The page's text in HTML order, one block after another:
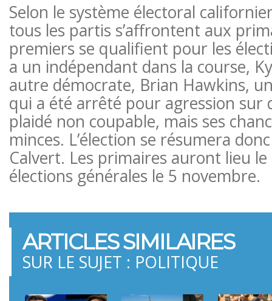
Selon le système électoral
tous les partis s’affrontent aux
premiers se qualifient pour les
a un indépendant dans la course,
autre démocrate, Brian Hawkins,
qui a été arrêté pour agression sur
plaidé non coupable, mais ses
minces. L’élection se résumera
Calvert. Les primaires auront lieu
élections générales le 5 novembre.
ARTICLES SIMILAIRES
SUR LE SUJET : POLITIQUE